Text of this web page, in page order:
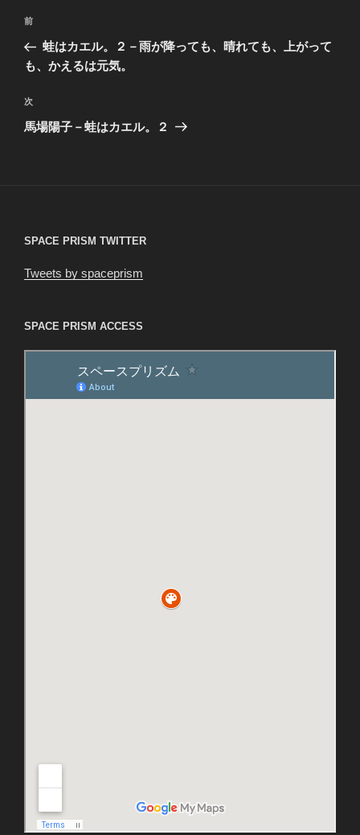
投
ナ
ゲ
ー
前
の
投
前
蛙はカエル。２－雨が降っても、晴れても、上がって
も、かえるは元気。
次
の
次
馬場陽子－蛙はカエル。２
SPACE PRISM TWITTER
Tweets by spaceprism
SPACE PRISM ACCESS